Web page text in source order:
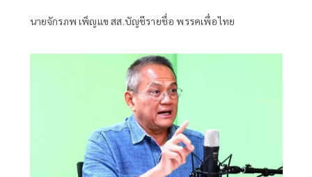
นายจักรภพ เพ็ญแข สส.บัญชีรายชื่อ พรรคเพื่อไทย